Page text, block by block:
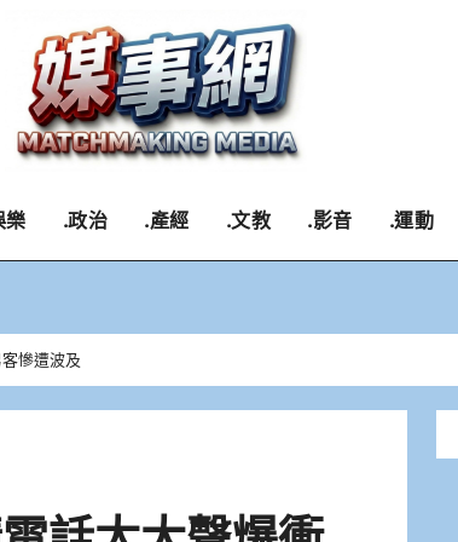
樂 .政治 .產經 .文教 .影音 .運動
慘遭波及